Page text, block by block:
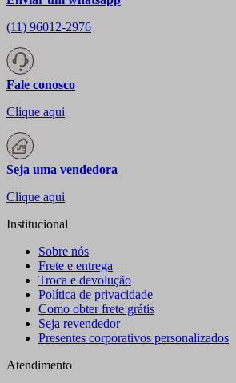
(11) 96012-2976
Fale conosco
Clique aqui
Seja uma vendedora
Clique aqui
Institucional
Sobre nós
Frete e entrega
Troca e devolução
Política de privacidade
Como obter frete grátis
Seja revendedor
Presentes corporativos personalizados
Atendimento